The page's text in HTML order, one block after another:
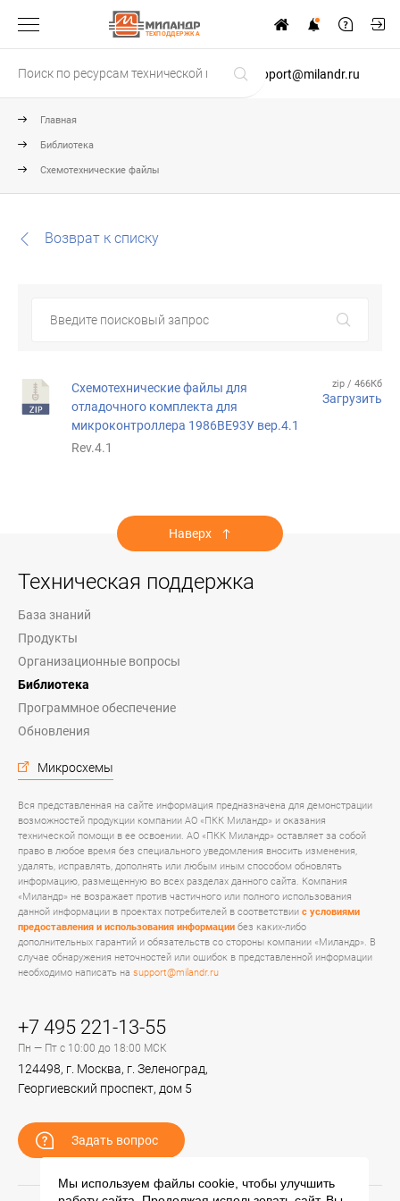
ТЕХПОДДЕРЖКА
support@milandr.ru
Главная
Библиотека
Схемотехнические файлы
Возврат к списку
Схемотехнические файлы для
отладочного комплекта для
микроконтроллера 1986ВЕ93У вер.4.1
Rev.4.1
zip / 466Кб
Загрузить
Наверх
Техническая поддержка
База знаний
Продукты
Организационные вопросы
Библиотека
Программное обеспечение
Обновления
Микросхемы
Вся представленная на сайте информация предназначена для демонстрации
возможностей продукции компании АО «ПКК Миландр» и оказания
технической помощи в ее освоении. АО «ПКК Миландр» оставляет за собой
право в любое время без специального уведомления вносить изменения,
удалять, исправлять, дополнять или любым иным способом обновлять
информацию, размещенную во всех разделах данного сайта. Компания
«Миландр» не возражает против частичного или полного использования
данной информации в проектах потребителей в соответствии с условиями
предоставления и использования информации без каких-либо
дополнительных гарантий и обязательств со стороны компании «Миландр». В
случае обнаружения неточностей или ошибок в представленной информации
необходимо написать на support@milandr.ru
+7 495 221-13-55
Пн — Пт с 10:00 до 18:00 МСК
124498, г. Москва, г. Зеленоград,
Георгиевский проспект, дом 5
Задать вопрос
Мы используем файлы cookie, чтобы улучшить